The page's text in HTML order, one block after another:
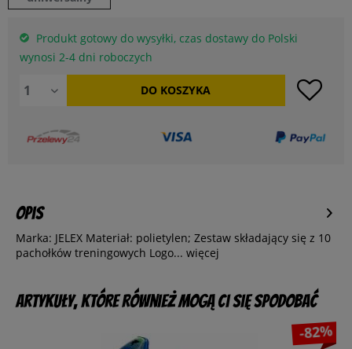
Produkt gotowy do wysyłki, czas dostawy do Polski
wynosi 2-4 dni roboczych
DO KOSZYKA
Opis
Marka: JELEX Materiał: polietylen; Zestaw składający się z 10
pachołków treningowych Logo... więcej
Artykuły, które również mogą Ci się spodobać
-82%